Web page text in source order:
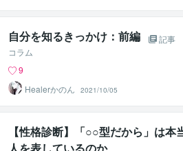
自分を知るきっかけ：前編
記事
コラム
9
Healerかのん
2021/10/05
【性格診断】「○○型だから」は本